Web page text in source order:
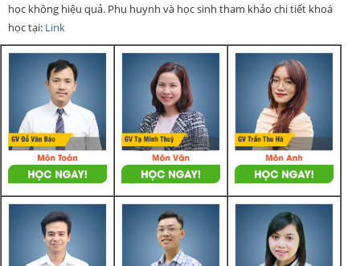
học không hiệu quả. Phụ huynh và học sinh tham khảo chi tiết khoá
học tại: Link